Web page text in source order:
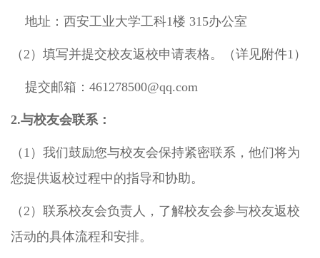
地址：西安工业大学工科1楼 315办公室
（2）填写并提交校友返校申请表格。（详见附件1）
提交邮箱：461278500@qq.com
2.与校友会联系：
（1）我们鼓励您与校友会保持紧密联系，他们将为
您提供返校过程中的指导和协助。
（2）联系校友会负责人，了解校友会参与校友返校
活动的具体流程和安排。